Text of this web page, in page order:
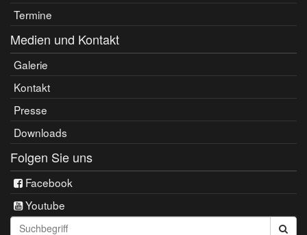
Termine
Medien und Kontakt
Galerie
Kontakt
Presse
Downloads
Folgen Sie uns
Facebook
Youtube
Seite